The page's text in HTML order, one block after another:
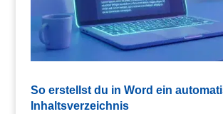
So erstellst du in Word ein
Inhaltsverzeichnis